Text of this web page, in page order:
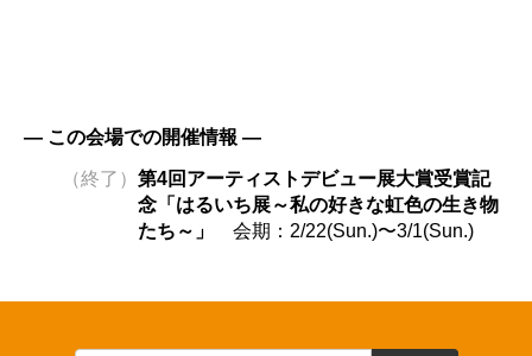
― この会場での開催情報 ―
（終了） 第4回アーティストデビュー展大賞受賞記
念「はるいち展～私の好きな虹色の生き物
たち～」
会期：2/22(Sun.)〜3/1(Sun.)